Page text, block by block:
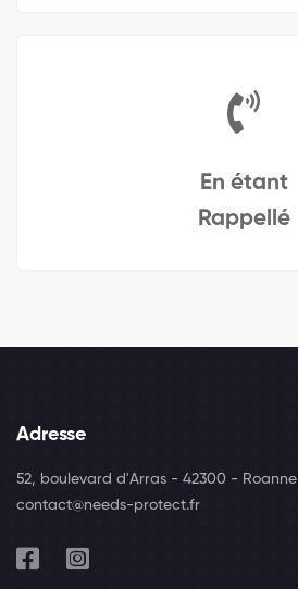
En étant
Rappellé
Adresse
52, boulevard d'Arras - 42300 - Roanne
contact@needs-protect.fr